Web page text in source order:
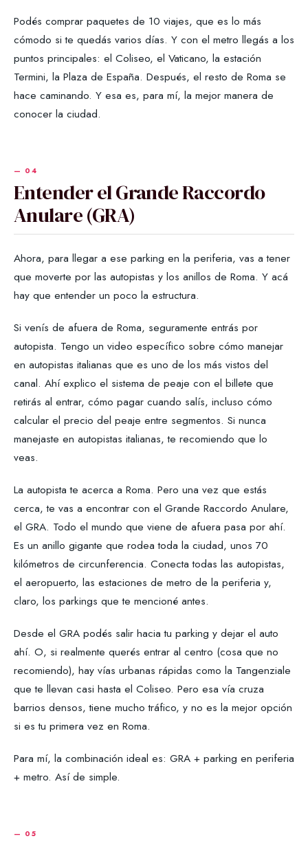
Podés comprar paquetes de 10 viajes, que es lo más
cómodo si te quedás varios días. Y con el metro llegás a los
puntos principales: el Coliseo, el Vaticano, la estación
Termini, la Plaza de España. Después, el resto de Roma se
hace caminando. Y esa es, para mí, la mejor manera de
conocer la ciudad.
Entender el Grande Raccordo
Anulare (GRA)
Ahora, para llegar a ese parking en la periferia, vas a tener
que moverte por las autopistas y los anillos de Roma. Y acá
hay que entender un poco la estructura.
Si venís de afuera de Roma, seguramente entrás por
autopista. Tengo un video específico sobre cómo manejar
en autopistas italianas que es uno de los más vistos del
canal. Ahí explico el sistema de peaje con el billete que
retirás al entrar, cómo pagar cuando salís, incluso cómo
calcular el precio del peaje entre segmentos. Si nunca
manejaste en autopistas italianas, te recomiendo que lo
veas.
La autopista te acerca a Roma. Pero una vez que estás
cerca, te vas a encontrar con el Grande Raccordo Anulare,
el GRA. Todo el mundo que viene de afuera pasa por ahí.
Es un anillo gigante que rodea toda la ciudad, unos 70
kilómetros de circunferencia. Conecta todas las autopistas,
el aeropuerto, las estaciones de metro de la periferia y,
claro, los parkings que te mencioné antes.
Desde el GRA podés salir hacia tu parking y dejar el auto
ahí. O, si realmente querés entrar al centro (cosa que no
recomiendo), hay vías urbanas rápidas como la Tangenziale
que te llevan casi hasta el Coliseo. Pero esa vía cruza
barrios densos, tiene mucho tráfico, y no es la mejor opción
si es tu primera vez en Roma.
Para mí, la combinación ideal es: GRA + parking en periferia
+ metro. Así de simple.